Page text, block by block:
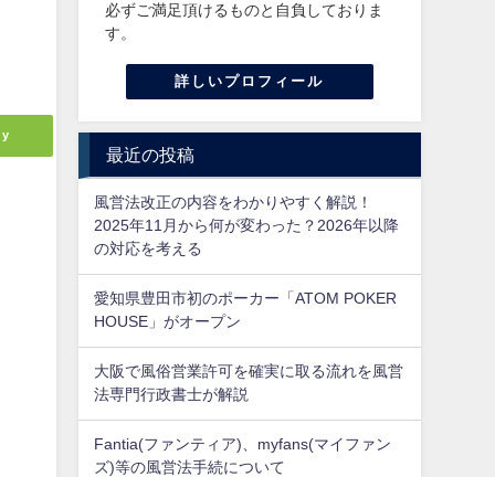
必ずご満足頂けるものと自負しておりま
す。
詳しいプロフィール
最近の投稿
風営法改正の内容をわかりやすく解説！
2025年11月から何が変わった？2026年以降
の対応を考える
愛知県豊田市初のポーカー「ATOM POKER
HOUSE」がオープン
大阪で風俗営業許可を確実に取る流れを風営
法専門行政書士が解説
Fantia(ファンティア)、myfans(マイファン
ズ)等の風営法手続について